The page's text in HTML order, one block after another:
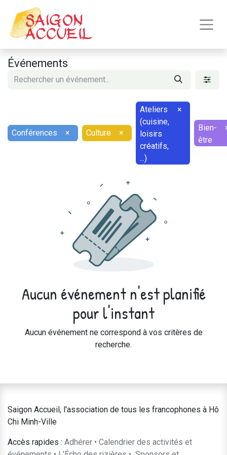
Événements
Conférences × Culture ×
Ateliers
(cuisine,
loisirs
créatifs,
...)
×
Bien-
être
Aucun événement n'est planifié
pour l'instant
Aucun événement ne correspond à vos critères de
recherche.
Saigon Accueil, l'association de tous les francophones à Hô
Chi Minh-Ville
Accès rapides : Adhérer • Calendrier des activités et